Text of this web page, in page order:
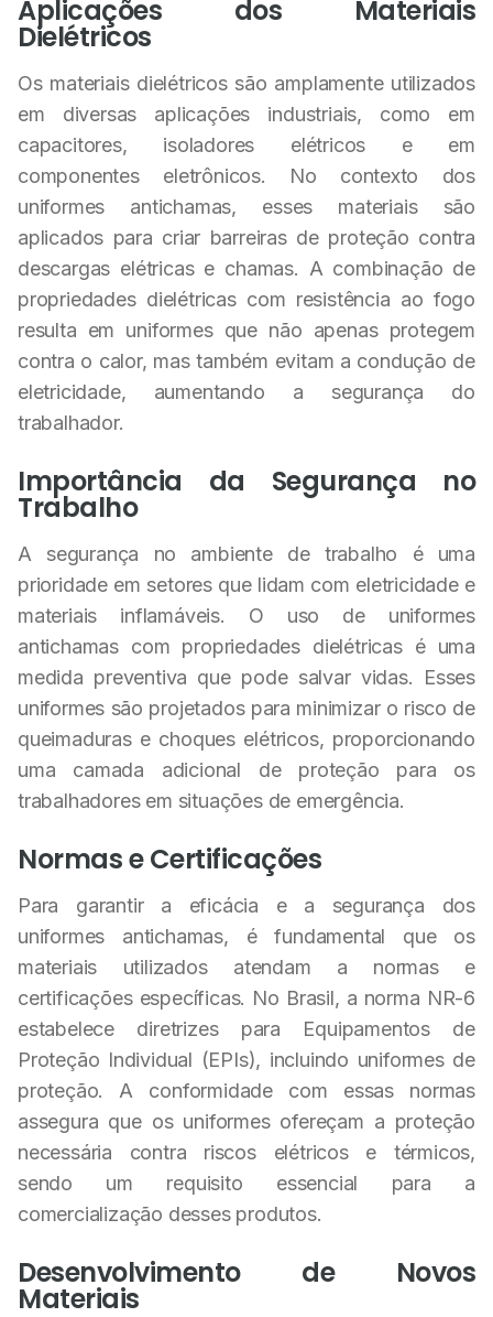
Aplicações dos Materiais
Dielétricos
Os materiais dielétricos são amplamente utilizados
em diversas aplicações industriais, como em
capacitores, isoladores elétricos e em
componentes eletrônicos. No contexto dos
uniformes antichamas, esses materiais são
aplicados para criar barreiras de proteção contra
descargas elétricas e chamas. A combinação de
propriedades dielétricas com resistência ao fogo
resulta em uniformes que não apenas protegem
contra o calor, mas também evitam a condução de
eletricidade, aumentando a segurança do
trabalhador.
Importância da Segurança no
Trabalho
A segurança no ambiente de trabalho é uma
prioridade em setores que lidam com eletricidade e
materiais inflamáveis. O uso de uniformes
antichamas com propriedades dielétricas é uma
medida preventiva que pode salvar vidas. Esses
uniformes são projetados para minimizar o risco de
queimaduras e choques elétricos, proporcionando
uma camada adicional de proteção para os
trabalhadores em situações de emergência.
Normas e Certificações
Para garantir a eficácia e a segurança dos
uniformes antichamas, é fundamental que os
materiais utilizados atendam a normas e
certificações específicas. No Brasil, a norma NR-6
estabelece diretrizes para Equipamentos de
Proteção Individual (EPIs), incluindo uniformes de
proteção. A conformidade com essas normas
assegura que os uniformes ofereçam a proteção
necessária contra riscos elétricos e térmicos,
sendo um requisito essencial para a
comercialização desses produtos.
Desenvolvimento de Novos
Materiais